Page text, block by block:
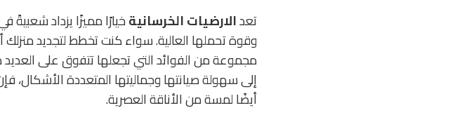
تعدالارضيات الخرسانيةخيارًا مميزًا يزداد شعبيةً
وقوة تحملها العالية. سواء كنت تخطط لتجديد منزلك
مجموعة من الفوائد التي تجعلها تتفوق على العديد
إلى سهولة صيانتها وجماليتها المتعددة الأشكال،
أيضًا لمسة من الأناقة العصرية.